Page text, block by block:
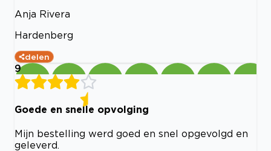
Anja Rivera
Hardenberg
delen
9
Goede en snelle opvolging
Mijn bestelling werd goed en snel opgevolgd en
geleverd.